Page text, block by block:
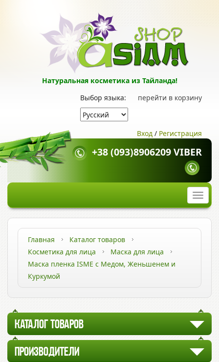
Натуральная косметика из Тайланда!
перейти в корзину
Выбор языка:
Вход / Регистрация
+38 (093)8906209 VIBER
Главная
Каталог товаров
Косметика для лица
Маска для лица
Маска пленка ISME с Медом, Женьшенем и
Куркумой
КАТАЛОГ ТОВАРОВ
ПРОИЗВОДИТЕЛИ